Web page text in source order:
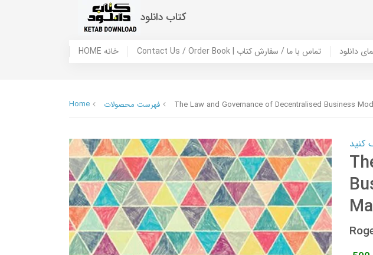
کتاب دانلود
HOME خانه Contact Us / Order Book | تماس با ما / سفارش کتاب دانلود
Home فهرست محصولات The Law and Governance of Decentralised Business